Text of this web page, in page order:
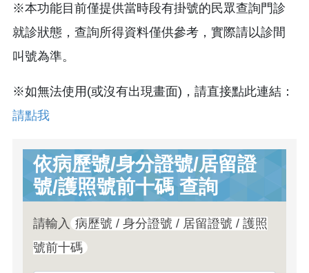
※本功能目前僅提供當時段有掛號的民眾查詢門診
就診狀態，查詢所得資料僅供參考，實際請以診間
叫號為準。
※如無法使用(或沒有出現畫面)，請直接點此連結：
請點我
依病歷號/身分證號/居留證
號/護照號前十碼 查詢
請輸入 病歷號 / 身分證號 / 居留證號 / 護照
號前十碼